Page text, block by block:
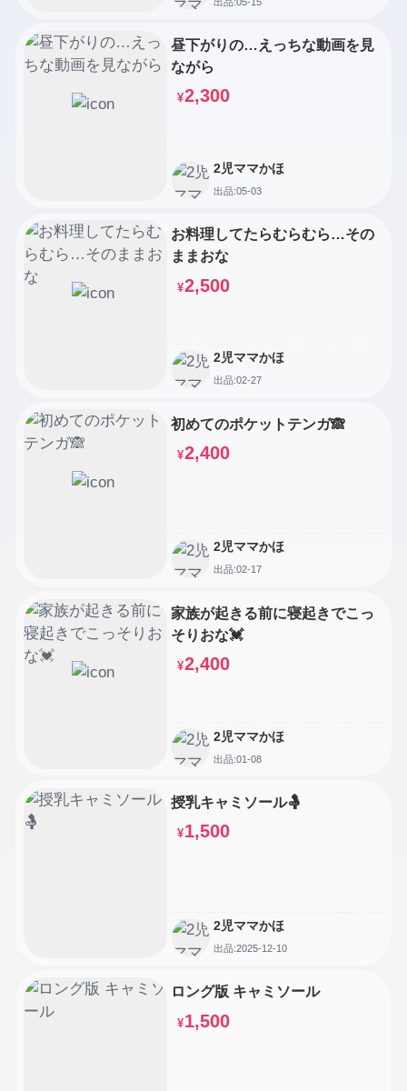
昼下がりの…えっちな動画を見
ながら
¥2,300
2児ママかほ
出品:05-03
お料理してたらむらむら…その
ままおな
¥2,500
2児ママかほ
出品:02-27
初めてのポケットテンガ🙈
¥2,400
2児ママかほ
出品:02-17
家族が起きる前に寝起きでこっ
そりおな💓
¥2,400
2児ママかほ
出品:01-08
授乳キャミソール🤱
¥1,500
2児ママかほ
出品:2025-12-10
ロング版 キャミソール
¥1,500